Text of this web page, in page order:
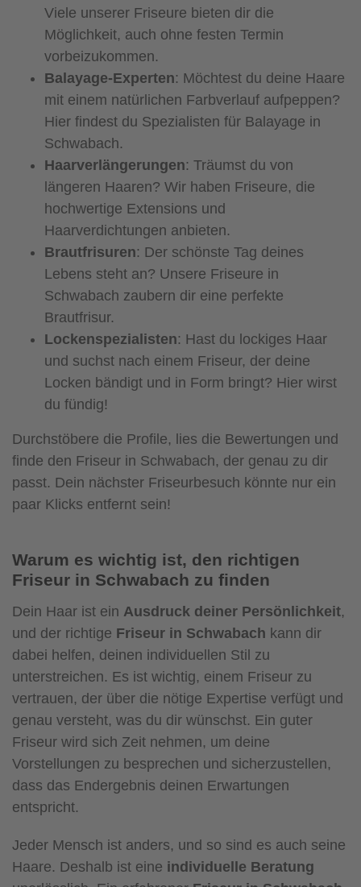
Viele unserer Friseure bieten dir die
Möglichkeit, auch ohne festen Termin
vorbeizukommen.
Balayage-Experten: Möchtest du deine Haare
mit einem natürlichen Farbverlauf aufpeppen?
Hier findest du Spezialisten für Balayage in
Schwabach.
Haarverlängerungen: Träumst du von
längeren Haaren? Wir haben Friseure, die
hochwertige Extensions und
Haarverdichtungen anbieten.
Brautfrisuren: Der schönste Tag deines
Lebens steht an? Unsere Friseure in
Schwabach zaubern dir eine perfekte
Brautfrisur.
Lockenspezialisten: Hast du lockiges Haar
und suchst nach einem Friseur, der deine
Locken bändigt und in Form bringt? Hier wirst
du fündig!
Durchstöbere die Profile, lies die Bewertungen und
finde den Friseur in Schwabach, der genau zu dir
passt. Dein nächster Friseurbesuch könnte nur ein
paar Klicks entfernt sein!
Warum es wichtig ist, den richtigen
Friseur in Schwabach zu finden
Dein Haar ist ein Ausdruck deiner Persönlichkeit,
und der richtige Friseur in Schwabach kann dir
dabei helfen, deinen individuellen Stil zu
unterstreichen. Es ist wichtig, einem Friseur zu
vertrauen, der über die nötige Expertise verfügt und
genau versteht, was du dir wünschst. Ein guter
Friseur wird sich Zeit nehmen, um deine
Vorstellungen zu besprechen und sicherzustellen,
dass das Endergebnis deinen Erwartungen
entspricht.
Jeder Mensch ist anders, und so sind es auch seine
Haare. Deshalb ist eine individuelle Beratung